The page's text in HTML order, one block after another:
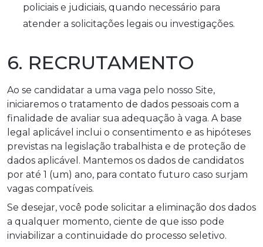
policiais e judiciais, quando necessário para
atender a solicitações legais ou investigações.
6. RECRUTAMENTO
Ao se candidatar a uma vaga pelo nosso Site,
iniciaremos o tratamento de dados pessoais com a
finalidade de avaliar sua adequação à vaga. A base
legal aplicável inclui o consentimento e as hipóteses
previstas na legislação trabalhista e de proteção de
dados aplicável. Mantemos os dados de candidatos
por até 1 (um) ano, para contato futuro caso surjam
vagas compatíveis.
Se desejar, você pode solicitar a eliminação dos dados
a qualquer momento, ciente de que isso pode
inviabilizar a continuidade do processo seletivo.